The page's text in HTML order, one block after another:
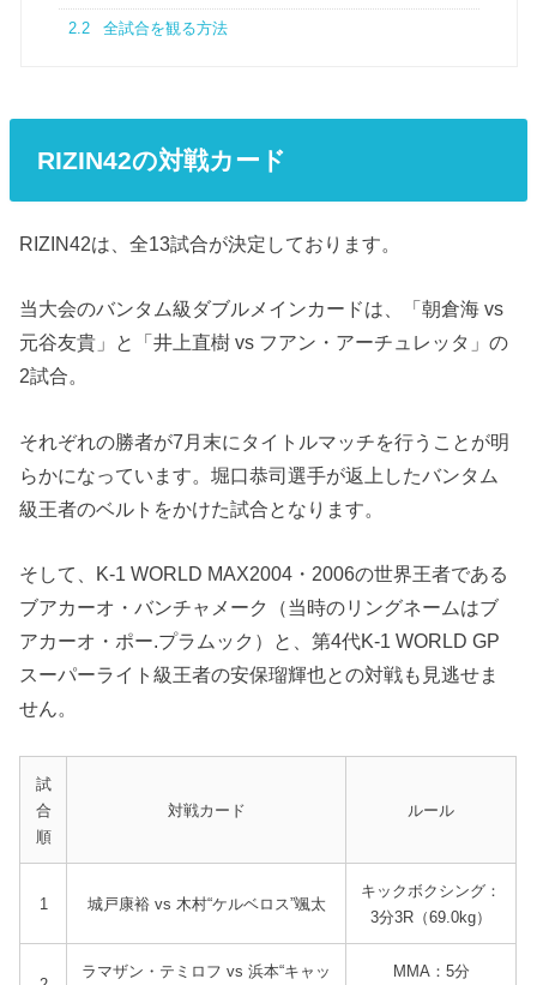
2.2 全試合を観る方法
RIZIN42の対戦カード
RIZIN42は、全13試合が決定しております。
当大会のバンタム級ダブルメインカードは、「朝倉海 vs
元谷友貴」と「井上直樹 vs フアン・アーチュレッタ」の
2試合。
それぞれの勝者が7月末にタイトルマッチを行うことが明
らかになっています。堀口恭司選手が返上したバンタム
級王者のベルトをかけた試合となります。
そして、K-1 WORLD MAX2004・2006の世界王者である
ブアカーオ・バンチャメーク（当時のリングネームはブ
アカーオ・ポー.プラムック）と、第4代K-1 WORLD GP
スーパーライト級王者の安保瑠輝也との対戦も見逃せま
せん。
試
合
順
対戦カード ルール
1 城戸康裕 vs 木村“ケルベロス”颯太
キックボクシング：
3分3R（69.0kg）
ラマザン・テミロフ vs 浜本“キャッ MMA：5分